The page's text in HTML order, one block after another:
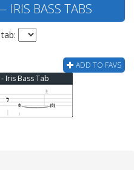
BASS TABS
ADD TO FAVS
Iris Bass Tab